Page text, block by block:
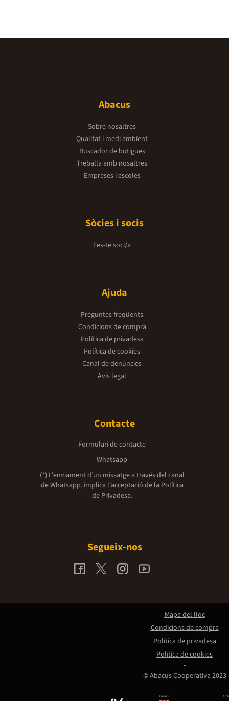
Abacus
Sobre nosaltres
Qualitat i medi ambient
Buscador de botigues
Treballa amb nosaltres
Empreses i escoles
Sòcies i socis
Fes-te soci/a
Ajuda
Preguntes freqüents
Condicions de compra
Política de privadesa
Política de cookies
Canal de denúncies
Avís legal
Contacte
Formulari de contacte
Whatsapp
(*) L'enviament d’un missatge a través del canal
de Whatsapp, implica l'acceptació de la Política
de Privadesa.
Segueix-nos
Promou:
© Abacus Cooperativa 2023
Mapa del lloc
Condicions de compra
Política de privadesa
Política de cookies